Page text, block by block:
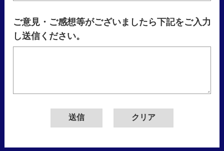
ご意見・ご感想等がございましたら下記をご入力
し送信ください。